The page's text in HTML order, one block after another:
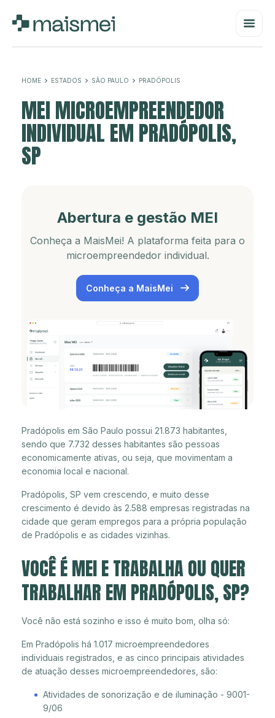
HOME ESTADOS SÃO PAULO PRADÓPOLIS
MEI MICROEMPREENDEDOR
INDIVIDUAL EM PRADÓPOLIS,
SP
Abertura e gestão MEI
Conheça a MaisMei! A plataforma feita para o
microempreendedor individual.
Conheça a MaisMei
Pradópolis em São Paulo possui 21.873 habitantes,
sendo que 7.732 desses habitantes são pessoas
economicamente ativas, ou seja, que movimentam a
economia local e nacional.
Pradópolis, SP vem crescendo, e muito desse
crescimento é devido às 2.588 empresas registradas na
cidade que geram empregos para a própria população
de Pradópolis e as cidades vizinhas.
VOCÊ É MEI E TRABALHA OU QUER
TRABALHAR EM PRADÓPOLIS, SP?
Você não está sozinho e isso é muito bom, olha só:
Em Pradópolis há 1.017 microempreendedores
individuais registrados, e as cinco principais atividades
de atuação desses microempreendedores, são:
Atividades de sonorização e de iluminação - 9001-
9/06